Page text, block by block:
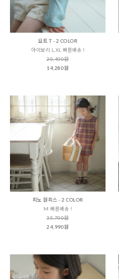
요트 T - 2 COLOR
아이보리 L,XL 빠른배송 !
20,400원
14,280원
피노 원피스 - 2 COLOR
M 빠른배송 !
35,700원
24,990원